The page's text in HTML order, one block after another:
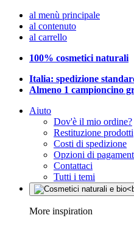
al menù principale
al contenuto
al carrello
100% cosmetici naturali
Italia: spedizione
Almeno 1 campioncino
Aiuto
Dov'è il mio ordine?
Restituzione prodotti
Costi di spedizione
Opzioni di
Contattaci
Tutti i temi
More inspiration